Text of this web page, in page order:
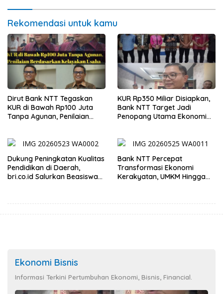
Rekomendasi untuk kamu
Dirut Bank NTT Tegaskan
KUR di Bawah Rp100 Juta
Tanpa Agunan, Penilaian
KUR Rp350 Miliar Disiapkan,
Bank NTT Target Jadi
Penopang Utama Ekonomi
Dukung Peningkatan Kualitas
Pendidikan di Daerah,
bri.co.id Salurkan Beasiswa
Weetebula
Bank NTT Percepat
Transformasi Ekonomi
Kerakyatan, UMKM Hingga
Ekonomi Bisnis
Informasi Terkini Pertumbuhan Ekonomi, Bisnis, Financial.